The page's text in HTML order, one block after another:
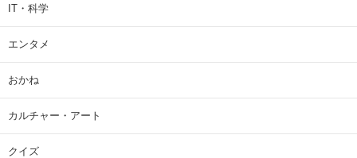
IT・科学
エンタメ
おかね
カルチャー・アート
クイズ